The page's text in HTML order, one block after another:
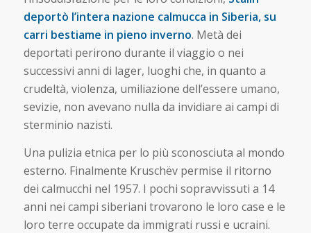
deportò l’intera nazione calmucca in Siberia, su
carri bestiame in pieno inverno. Metà dei
deportati perirono durante il viaggio o nei
successivi anni di lager, luoghi che, in quanto a
crudeltà, violenza, umiliazione dell’essere umano,
sevizie, non avevano nulla da invidiare ai campi di
sterminio nazisti.
Una pulizia etnica per lo più sconosciuta al mondo
esterno. Finalmente Kruschëv permise il ritorno
dei calmucchi nel 1957. I pochi sopravvissuti a 14
anni nei campi siberiani trovarono le loro case e le
loro terre occupate da immigrati russi e ucraini.